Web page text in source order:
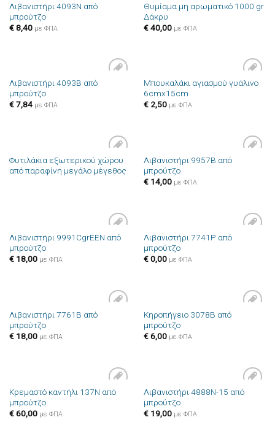
Πρόσθήκη
Λιβανιστήρι 4093N από
μπρούτζο
€8,40 με ΦΠΑ
Πρόσθήκη
Θυμίαμα μη αρωματικό 1000 gr
Δάκρυ
€40,00 με ΦΠΑ
Πρόσθήκη
Λιβανιστήρι 4093B από
μπρούτζο
€7,84 με ΦΠΑ
Πρόσθήκη
Μπουκαλάκι αγιασμού γυάλινο
6cmx15cm
€2,50 με ΦΠΑ
Πρόσθήκη
στην λίστα
Φυτιλάκια εξωτερικού χώρου
από παραφίνη μεγάλο μέγεθος
Πρόσθήκη
Λιβανιστήρι 9957B από
μπρούτζο
€14,00 με ΦΠΑ
Πρόσθήκη
Λιβανιστήρι 9991CgrEEN από
μπρούτζο
€18,00 με ΦΠΑ
Πρόσθήκη
Λιβανιστήρι 7741P από
μπρούτζο
€0,00 με ΦΠΑ
Πρόσθήκη
Λιβανιστήρι 7761B από
μπρούτζο
€18,00 με ΦΠΑ
Πρόσθήκη
Κηροπήγειο 3078B από
μπρούτζο
€6,00 με ΦΠΑ
Πρόσθήκη
Κρεμαστό καντήλι 137N από
μπρούτζο
€60,00 με ΦΠΑ
Πρόσθήκη
Λιβανιστήρι 4888N-15 από
μπρούτζο
€19,00 με ΦΠΑ